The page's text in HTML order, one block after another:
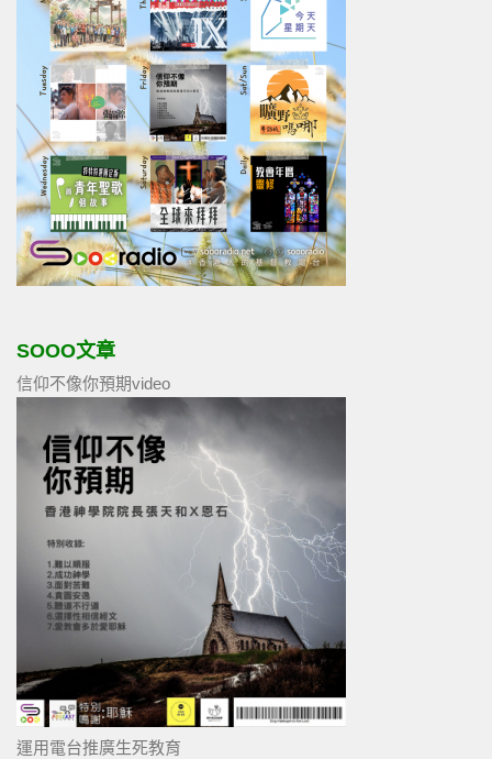
SOOO文章
信仰不像你預期video
運用電台推廣生死教育